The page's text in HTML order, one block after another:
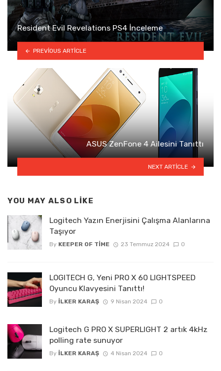
Resident Evil Revelations PS4 İnceleme
PREVIOUS ARTICLE
ASUS ZenFone 4 Ailesini Tanıttı
NEXT ARTICLE
YOU MAY ALSO LIKE
Logitech Yazın Enerjisini Çalışma Alanlarına
Taşıyor
By KEEPER OF TIME 23 Temmuz 2024 0
LOGITECH G, Yeni PRO X 60 LIGHTSPEED
Oyuncu Klavyesini Tanıttı!
By İLKER KARAŞ 9 Nisan 2024 0
Logitech G PRO X SUPERLIGHT 2 artık 4kHz
polling rate sunuyor
By İLKER KARAŞ 4 Nisan 2024 0